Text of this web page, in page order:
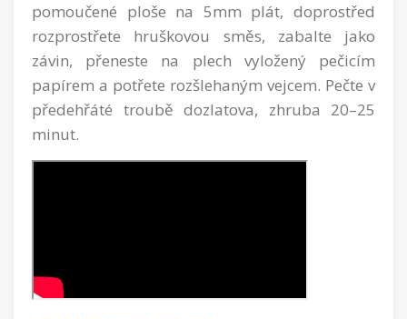
pomoučené ploše na 5mm plát, doprostřed
rozprostřete hruškovou směs, zabalte jako
závin, přeneste na plech vyložený pečicím
papírem a potřete rozšlehaným vejcem. Pečte v
předehřáté troubě dozlatova, zhruba 20–25
minut.